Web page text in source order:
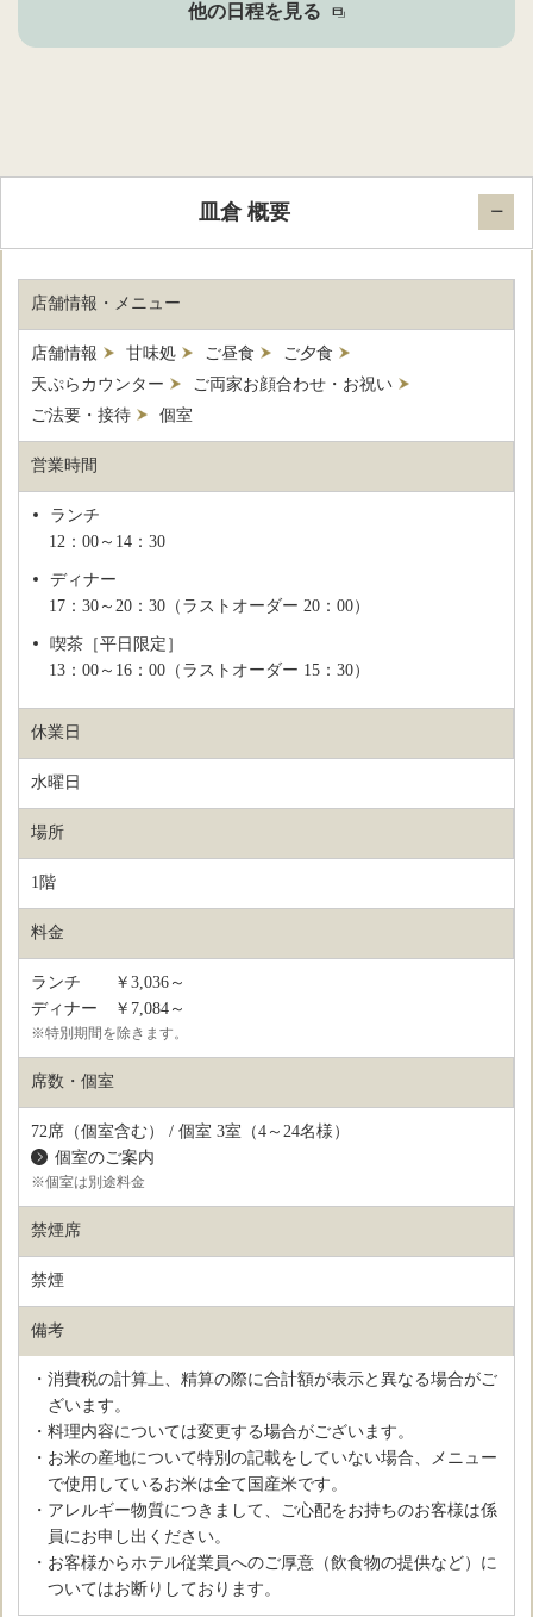
他の日程を見る
皿倉 概要
店舗情報・メニュー
店舗情報 甘味処 ご昼食
ご夕食
天ぷらカウンター
ご両家お顔合わせ・お祝い
ご法要・接待
個室
営業時間
ランチ
12：00～14：30
ディナー
17：30～20：30（ラストオーダー 20：00）
喫茶［平日限定］
13：00～16：00（ラストオーダー 15：30）
休業日
水曜日
場所
1階
料金
ランチ ￥3,036～
ディナー ￥7,084～
※特別期間を除きます。
席数・個室
72席（個室含む） / 個室 3室（4～24名様）
個室のご案内
※個室は別途料金
禁煙席
禁煙
備考
・消費税の計算上、精算の際に合計額が表示と異なる場合がご
ざいます。
・料理内容については変更する場合がございます。
・お米の産地について特別の記載をしていない場合、メニュー
で使用しているお米は全て国産米です。
・アレルギー物質につきまして、ご心配をお持ちのお客様は係
員にお申し出ください。
・お客様からホテル従業員へのご厚意（飲食物の提供など）に
ついてはお断りしております。